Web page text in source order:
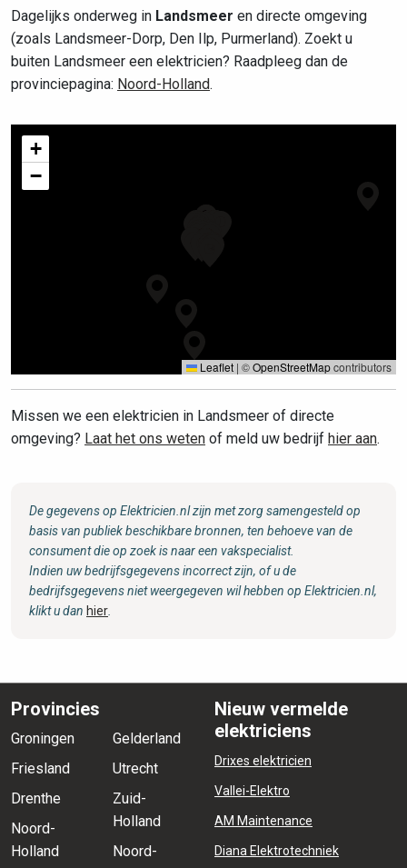
Dagelijks onderweg in Landsmeer en directe omgeving
(zoals Landsmeer-Dorp, Den Ilp, Purmerland). Zoekt u
buiten Landsmeer een elektricien? Raadpleeg dan de
provinciepagina: Noord-Holland.
+
−
Leaflet | ©OpenStreetMapcontributors
Missen we een elektricien in Landsmeer of directe
omgeving? Laat het ons weten of meld uw bedrijf hier aan.
De gegevens op Elektricien.nl zijn met zorg samengesteld op
basis van publiek beschikbare bronnen, ten behoeve van de
consument die op zoek is naar een vakspecialist.
Indien uw bedrijfsgegevens incorrect zijn, of u de
bedrijfsgegevens niet weergegeven wil hebben op Elektricien.nl,
klikt u dan hier
Provincies
Groningen
Friesland
Drenthe
Noord-
Holland
Gelderland
Utrecht
Zuid-
Holland
Noord-
Nieuw vermelde
elektriciens
Drixes elektricien
Vallei-Elektro
AM Maintenance
Diana Elektrotechniek